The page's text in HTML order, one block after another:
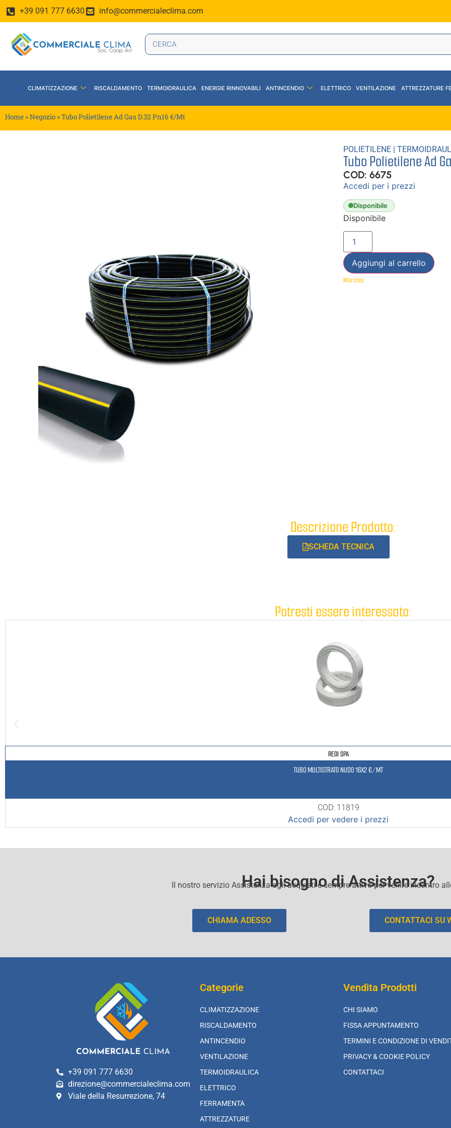
+39 091 777 6630 info@commercialeclima.com
CLIMATIZZAZIONE RISCALDAMENTO TERMOIDRAULICA ENERGIE RINNOVABILI ANTINCENDIO ELETTRICO VENTILAZIONE ATTREZZATURE
Home »Negozio »Tubo Polietilene Ad Gas D.32 Pn16 €/Mt
POLIETILENE |
Tubo Polietilene Ad
COD: 6675
Accedi per i prezzi
Disponibile
Disponibile
Aggiungi al carrello
Marchio
Descrizione Prodotto:
SCHEDA TECNICA
Potresti essere interessato:
REDI SPA
TUBO MULTISTRATO NUDO 16X2 €/MT
COD: 11819
Accedi per vedere i prezzi
Hai bisogno di Assistenza?
Il nostro servizio Assistenza agli acquisti e sempre attivo per venire incontro
CHIAMA ADESSO CONTATTACI SU
+39 091 777 6630
direzione@commercialeclima.com
Viale della Resurrezione, 74
Categorie
CLIMATIZZAZIONE
RISCALDAMENTO
ANTINCENDIO
VENTILAZIONE
TERMOIDRAULICA
ELETTRICO
FERRAMENTA
ATTREZZATURE
Vendita Prodotti
CHI SIAMO
FISSA APPUNTAMENTO
TERMINI E CONDIZIONE DI
PRIVACY & COOKIE POLICY
CONTATTACI